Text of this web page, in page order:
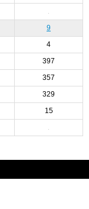
9
4
397
357
329
15